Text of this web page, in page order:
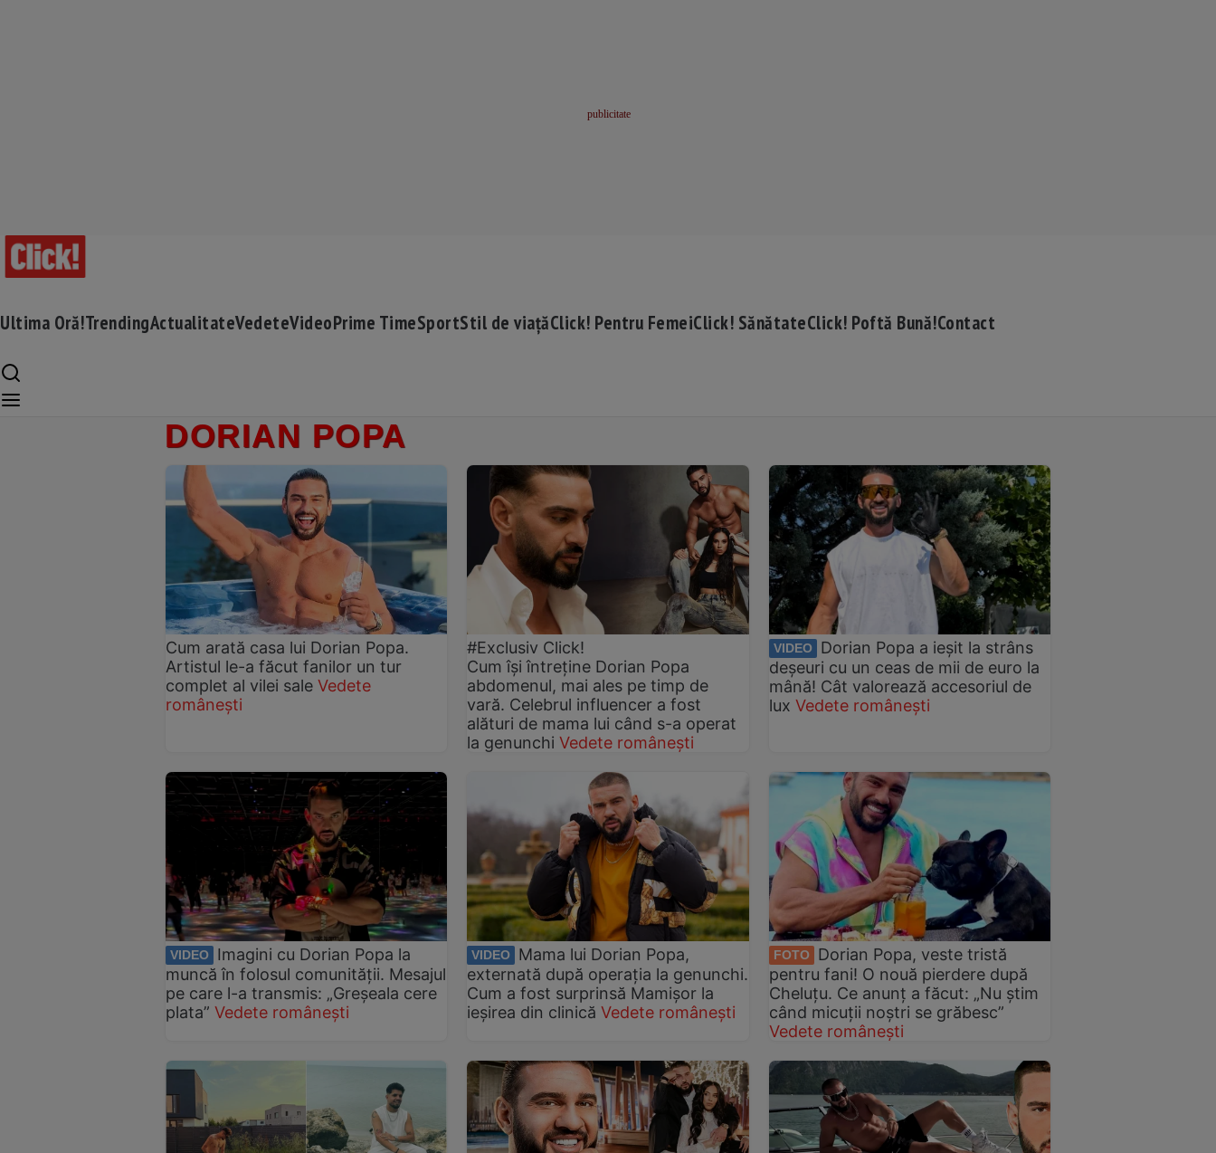
Ultima Oră!TrendingActualitateVedeteVideoPrime TimeSportStil de viațăClick! Pentru FemeiClick! SănătateClick! Poftă Bună!Contact
DORIAN POPA
Cum arată casa lui Dorian Popa.
Artistul le-a făcut fanilor un tur
complet al vilei sale Vedete
românești
#Exclusiv Click!
Cum își întreține Dorian Popa
abdomenul, mai ales pe timp de
vară. Celebrul influencer a fost
alături de mama lui când s-a operat
la genunchiVedete românești
VIDEO
Dorian Popa a ieșit la strâns
deșeuri cu un ceas de mii de euro la
mână! Cât valorează accesoriul de
lux Vedete românești
VIDEO
Imagini cu Dorian Popa la
muncă în folosul comunității. Mesajul
pe care l-a transmis: „Greșeala cere
plata” Vedete românești
VIDEO
Mama lui Dorian Popa,
externată după operația la genunchi.
Cum a fost surprinsă Mamișor la
ieșirea din clinică Vedete românești
FOTO
Dorian Popa, veste tristă
pentru fani! O nouă pierdere după
Cheluțu. Ce anunț a făcut: „Nu știm
când micuții noștri se grăbesc”
Vedete românești